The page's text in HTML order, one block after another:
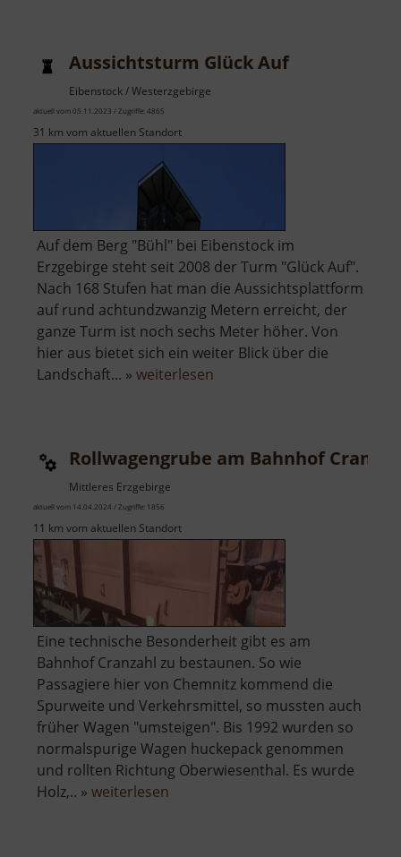
Aussichtsturm Glück Auf
Eibenstock / Westerzgebirge
aktuell vom 05.11.2023 / Zugriffe: 4865
31 km vom aktuellen Standort
Auf dem Berg "Bühl" bei Eibenstock im
Erzgebirge steht seit 2008 der Turm "Glück Auf".
Nach 168 Stufen hat man die Aussichtsplattform
auf rund achtundzwanzig Metern erreicht, der
ganze Turm ist noch sechs Meter höher. Von
hier aus bietet sich ein weiter Blick über die
Landschaft... » weiterlesen
Rollwagengrube am Bahnhof
Mittleres Erzgebirge
aktuell vom 14.04.2024 / Zugriffe: 1856
11 km vom aktuellen Standort
Eine technische Besonderheit gibt es am
Bahnhof Cranzahl zu bestaunen. So wie
Passagiere hier von Chemnitz kommend die
Spurweite und Verkehrsmittel, so mussten auch
früher Wagen "umsteigen". Bis 1992 wurden so
normalspurige Wagen huckepack genommen
und rollten Richtung Oberwiesenthal. Es wurde
Holz,.. » weiterlesen